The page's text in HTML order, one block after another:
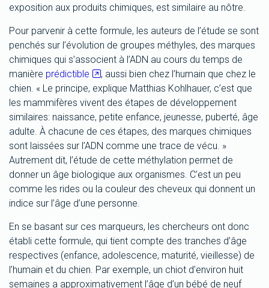
exposition aux produits chimiques, est similaire au nôtre.
Pour parvenir à cette formule, les auteurs de l’étude se sont
penchés sur l’évolution de groupes méthyles, des marques
chimiques qui s’associent à l’ADN au cours du temps de
manière prédictible
, aussi bien chez l’humain que chez le
chien. « Le principe, explique Matthias Kohlhauer, c’est que
les mammifères vivent des étapes de développement
similaires: naissance, petite enfance, jeunesse, puberté, âge
adulte. À chacune de ces étapes, des marques chimiques
sont laissées sur l’ADN comme une trace de vécu. »
Autrement dit, l’étude de cette méthylation permet de
donner un âge biologique aux organismes. C’est un peu
comme les rides ou la couleur des cheveux qui donnent un
indice sur l’âge d’une personne.
En se basant sur ces marqueurs, les chercheurs ont donc
établi cette formule, qui tient compte des tranches d’âge
respectives (enfance, adolescence, maturité, vieillesse) de
l’humain et du chien. Par exemple, un chiot d’environ huit
semaines a approximativement l’âge d’un bébé de neuf